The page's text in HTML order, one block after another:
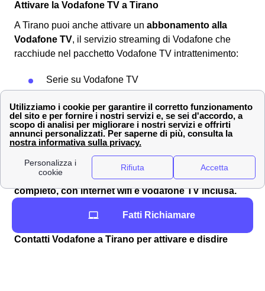
Attivare la Vodafone TV a Tirano
A Tirano puoi anche attivare un abbonamento alla
Vodafone TV, il servizio streaming di Vodafone che
racchiude nel pacchetto Vodafone TV intrattenimento:
Serie su Vodafone TV
Canale intrattenimento di Now TV
Sky Atlantic
Sky FOX
E' disponibile anche il pacchetto sport con cui puoi
vedere a Tirano i canali di calcio e altri sport. Inoltre
prendere nella tua casa a Tirano, ilpacchetto
completo, con internet wifi e vodafone TV inclusa.
Vodafone è presente a Tirano?
Contatti Vodafone a Tirano per attivare e disdire
Fatti Richiamare